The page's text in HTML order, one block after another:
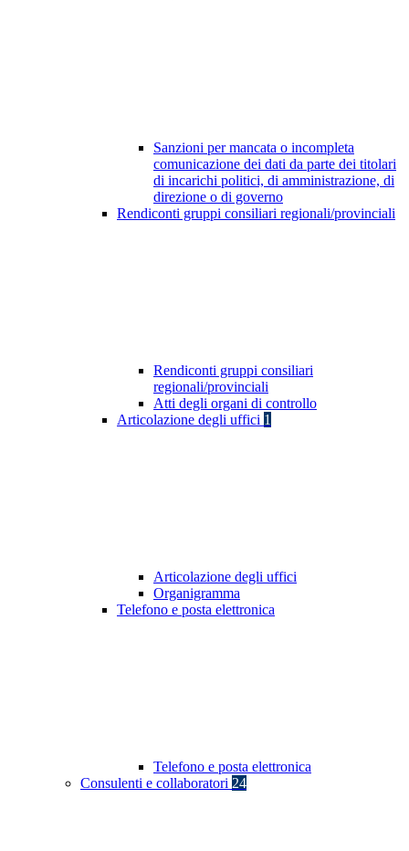
Sanzioni per mancata o incompleta
comunicazione dei dati da parte dei titolari
di incarichi politici, di amministrazione, di
direzione o di governo
Rendiconti gruppi consiliari regionali/provinciali
Rendiconti gruppi consiliari
regionali/provinciali
Atti degli organi di controllo
Articolazione degli uffici 1
Articolazione degli uffici
Organigramma
Telefono e posta elettronica
Telefono e posta elettronica
Consulenti e collaboratori 24